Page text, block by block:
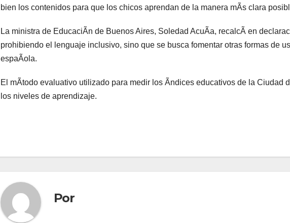
bien los contenidos para que los chicos aprendan de la manera mÃs clara
La ministra de EducaciÃn de Buenos Aires, Soledad AcuÃa, recalcÃ en
prohibiendo el lenguaje inclusivo, sino que se busca fomentar otras formas de
espaÃola.
El mÃtodo evaluativo utilizado para medir los Ãndices educativos de la Ciudad
los niveles de aprendizaje.
Por